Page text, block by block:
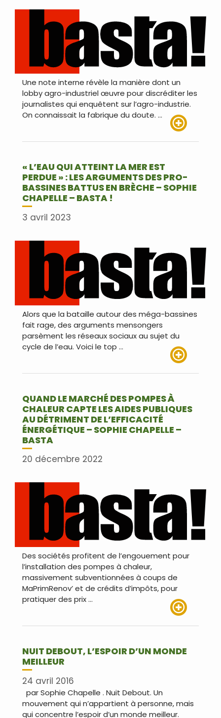
Une note interne révèle la manière dont un
lobby agro-industriel œuvre pour discréditer les
journalistes qui enquêtent sur l’agro-industrie.
On connaissait la fabrique du doute. …
« L’EAU QUI ATTEINT LA MER EST
PERDUE » : LES ARGUMENTS DES PRO-
BASSINES BATTUS EN BRÈCHE – SOPHIE
CHAPELLE – BASTA !
3 avril 2023
Alors que la bataille autour des méga-bassines
fait rage, des arguments mensongers
parsèment les réseaux sociaux au sujet du
cycle de l’eau. Voici le top …
QUAND LE MARCHÉ DES POMPES À
CHALEUR CAPTE LES AIDES PUBLIQUES
AU DÉTRIMENT DE L’EFFICACITÉ
ÉNERGÉTIQUE – SOPHIE CHAPELLE –
BASTA
20 décembre 2022
Des sociétés profitent de l’engouement pour
l’installation des pompes à chaleur,
massivement subventionnées à coups de
MaPrimRenov’ et de crédits d’impôts, pour
pratiquer des prix …
NUIT DEBOUT, L’ESPOIR D’UN MONDE
MEILLEUR
24 avril 2016
par Sophie Chapelle . Nuit Debout. Un
mouvement qui n’appartient à personne, mais
qui concentre l’espoir d’un monde meilleur.